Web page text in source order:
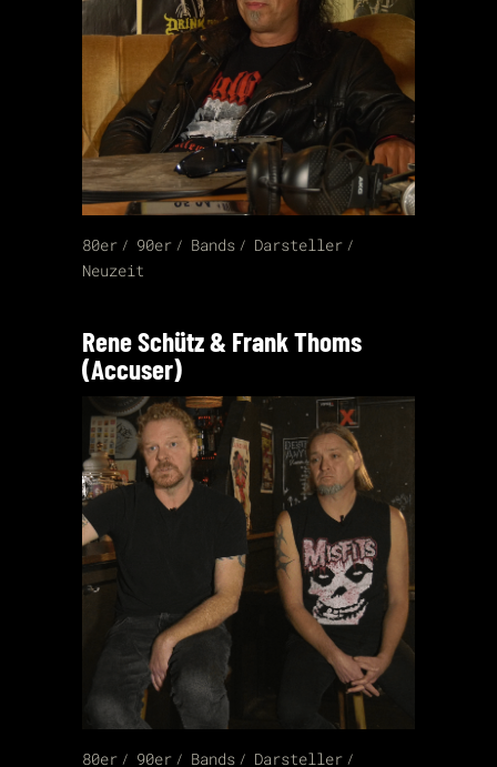
80er 90er Bands
Darsteller
Neuzeit
Rene Schütz & Frank Thoms
(Accuser)
80er 90er Bands
Darsteller